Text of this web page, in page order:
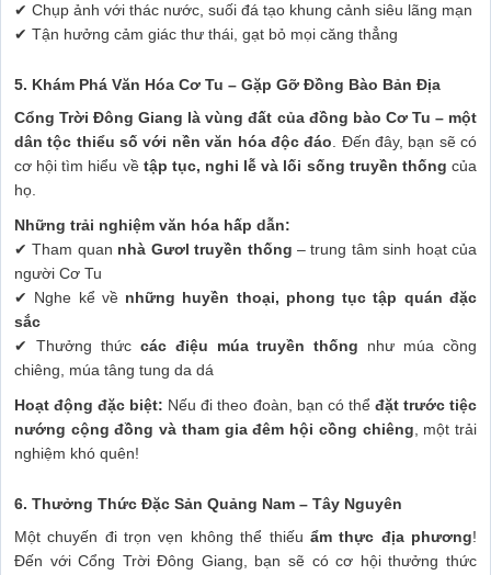
✔ Chụp ảnh với thác nước, suối đá tạo khung cảnh siêu lãng mạn
✔ Tận hưởng cảm giác thư thái, gạt bỏ mọi căng thẳng
5. Khám Phá Văn Hóa Cơ Tu – Gặp Gỡ Đồng Bào Bản Địa
Cổng Trời Đông Giang là vùng đất của đồng bào Cơ Tu – một
dân tộc thiểu số với nền văn hóa độc đáo. Đến đây, bạn sẽ có
cơ hội tìm hiểu về tập tục, nghi lễ và lối sống truyền thống của
họ.
Những trải nghiệm văn hóa hấp dẫn:
✔ Tham quan nhà Gươl truyền thống – trung tâm sinh hoạt của
người Cơ Tu
✔ Nghe kể về những huyền thoại, phong tục tập quán đặc
sắc
✔ Thưởng thức các điệu múa truyền thống như múa cồng
chiêng, múa tâng tung da dá
Hoạt động đặc biệt: Nếu đi theo đoàn, bạn có thể đặt trước tiệc
nướng cộng đồng và tham gia đêm hội cồng chiêng, một trải
nghiệm khó quên!
6. Thưởng Thức Đặc Sản Quảng Nam – Tây Nguyên
Một chuyến đi trọn vẹn không thể thiếu ẩm thực địa phương!
Đến với Cổng Trời Đông Giang, bạn sẽ có cơ hội thưởng thức